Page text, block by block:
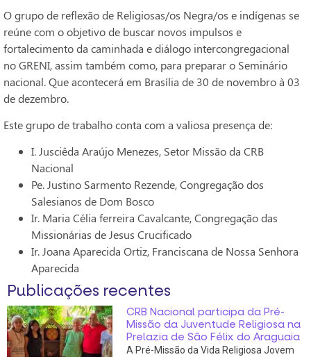
O grupo de reflexão de Religiosas/os Negra/os e indígenas se
reúne com o objetivo de buscar novos impulsos e
fortalecimento da caminhada e diálogo intercongregacional
no GRENI, assim também como, para preparar o Seminário
nacional. Que acontecerá em Brasília de 30 de novembro à 03
de dezembro.
Este grupo de trabalho conta com a valiosa presença de:
I. Jusciêda Araújo Menezes, Setor Missão da CRB
Nacional
Pe. Justino Sarmento Rezende, Congregação dos
Salesianos de Dom Bosco
Ir. Maria Célia ferreira Cavalcante, Congregação das
Missionárias de Jesus Crucificado
Ir. Joana Aparecida Ortiz, Franciscana de Nossa Senhora
Aparecida
Publicações recentes
CRB Nacional participa da Pré-
Missão da Juventude Religiosa na
Prelazia de São Félix do Araguaia
A Pré-Missão da Vida Religiosa Jovem